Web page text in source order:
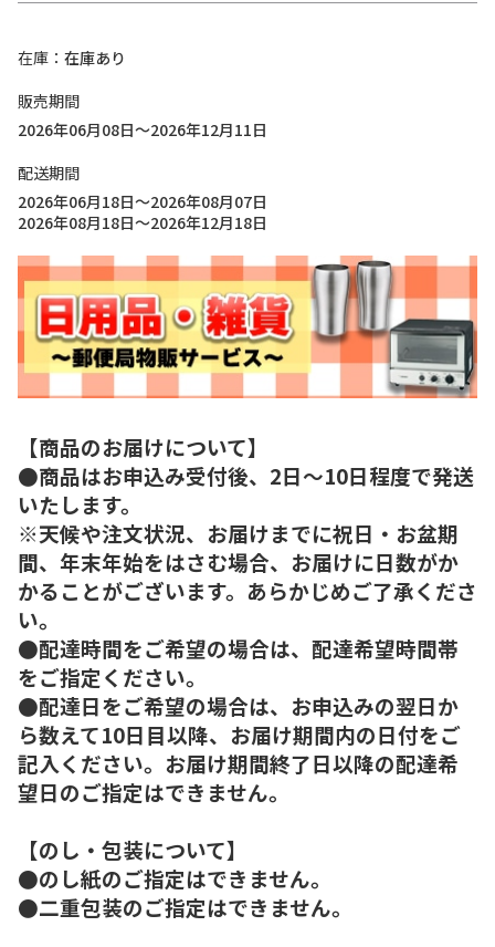
在庫
在庫あり
販売期間
2026年06月08日～2026年12月11日
配送期間
2026年06月18日～2026年08月07日
2026年08月18日～2026年12月18日
【商品のお届けについて】
●商品はお申込み受付後、2日～10日程度で発送
いたします。
※天候や注文状況、お届けまでに祝日・お盆期
間、年末年始をはさむ場合、お届けに日数がか
かることがございます。あらかじめご了承くださ
い。
●配達時間をご希望の場合は、配達希望時間帯
をご指定ください。
●配達日をご希望の場合は、お申込みの翌日か
ら数えて10日目以降、お届け期間内の日付をご
記入ください。お届け期間終了日以降の配達希
望日のご指定はできません。
【のし・包装について】
●のし紙のご指定はできません。
●二重包装のご指定はできません。